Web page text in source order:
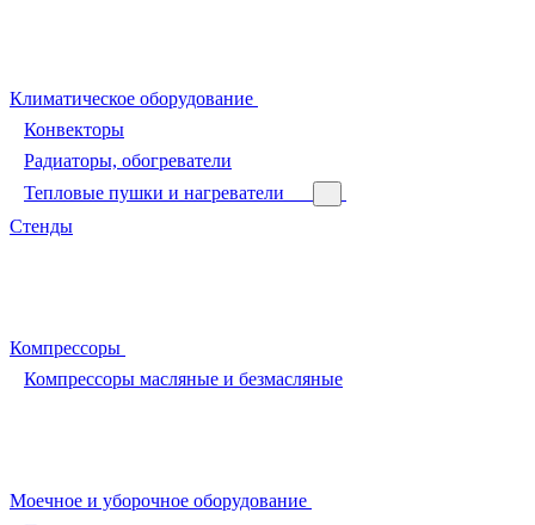
Климатическое оборудование
Конвекторы
Радиаторы, обогреватели
Тепловые пушки и нагреватели
Стенды
Компрессоры
Компрессоры масляные и безмасляные
Моечное и уборочное оборудование